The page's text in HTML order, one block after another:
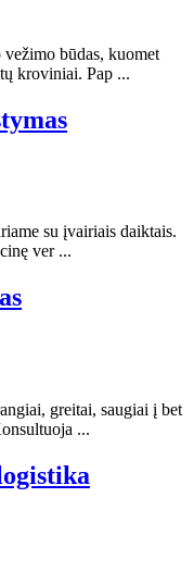
būdas, kuomet
kroviniai. Pap ...
su įvairiais daiktais.
ver ...
greitai, saugiai į bet
...